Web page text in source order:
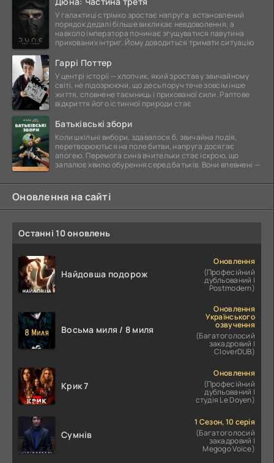
У галактиці стрімко зростає напруга: встановлений
порядок дедалі більше викликає невдоволення, а
навколо імператора починає згущуватися павутина
прихованих інтриг. Йому доводиться тримати ситуацію
Гаррі Поттер
У центрі історії — хлопчик, який зростав у звичайному
світі, не підозрюючи, що десь поруч тече зовсім інше
життя, сповнене таємниць і прихованої сили. Раптове
відкриття його істинної природи стає
Батьківські збори
Коли шкільні вибори, здавалося б, звичайна подія,
перетворюються на поле битви, напруга досягає
апогею. Перемога сина вчительки стає іскрою, що
запалює хвилю обурення серед батьків. Вони впевнені —
Оновлення на сайті
Останні 10 оновлень
Найдовша подорож
Оновлення
(Професійний
дубльований |
Postmodern)
Восьма миля / 8 миля
Оновлення
Українського
озвучення
(Багатоголосий
закадровий |
CloverDUB)
Крик 7
Оновлення
(Професійний
дубльований |
студія Le Doyen)
Сумнів
1 Сезон, 10 серія
(Багатоголосий
закадровий |
Megogo Voice)